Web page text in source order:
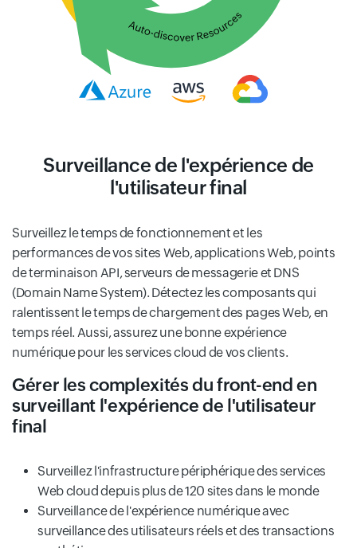
Surveillance de l'expérience de
l'utilisateur final
Surveillez le temps de fonctionnement et les
performances de vos sites Web, applications Web, points
de terminaison API, serveurs de messagerie et DNS
(Domain Name System). Détectez les composants qui
ralentissent le temps de chargement des pages Web, en
temps réel. Aussi, assurez une bonne expérience
numérique pour les services cloud de vos clients.
Gérer les complexités du front-end en
surveillant l'expérience de l'utilisateur
final
Surveillez l'infrastructure périphérique des services
Web cloud depuis plus de 120 sites dans le monde
Surveillance de l'expérience numérique avec
surveillance des utilisateurs réels et des transactions